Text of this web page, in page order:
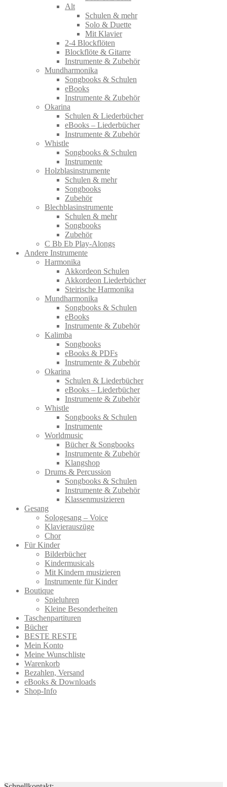
Alt
Schulen & mehr
Solo & Duette
Mit Klavier
2-4 Blockflöten
Blockflöte & Gitarre
Instrumente & Zubehör
Mundharmonika
Songbooks & Schulen
eBooks
Instrumente & Zubehör
Okarina
Schulen & Liederbücher
eBooks – Liederbücher
Instrumente & Zubehör
Whistle
Songbooks & Schulen
Instrumente
Holzblasinstrumente
Schulen & mehr
Songbooks
Zubehör
Blechblasinstrumente
Schulen & mehr
Songbooks
Zubehör
C Bb Eb Play-Alongs
Andere Instrumente
Harmonika
Akkordeon Schulen
Akkordeon Liederbücher
Steirische Harmonika
Mundharmonika
Songbooks & Schulen
eBooks
Instrumente & Zubehör
Kalimba
Songbooks
eBooks & PDFs
Instrumente & Zubehör
Okarina
Schulen & Liederbücher
eBooks – Liederbücher
Instrumente & Zubehör
Whistle
Songbooks & Schulen
Instrumente
Worldmusic
Bücher & Songbooks
Instrumente & Zubehör
Klangshop
Drums & Percussion
Songbooks & Schulen
Instrumente & Zubehör
Klassenmusizieren
Gesang
Sologesang – Voice
Klavierauszüge
Chor
Für Kinder
Bilderbücher
Kindermusicals
Mit Kindern musizieren
Instrumente für Kinder
Boutique
Spieluhren
Kleine Besonderheiten
Taschenpartituren
Bücher
BESTE RESTE
Mein Konto
Meine Wunschliste
Warenkorb
Bezahlen, Versand
eBooks & Downloads
Shop-Info